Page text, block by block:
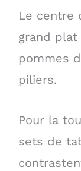
Le centre
grand
pommes
piliers.
Pour la
sets de